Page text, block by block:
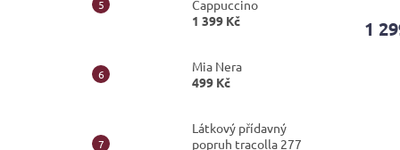
Cappuccino
1 399 Kč
Mia Nera
499 Kč
Látkový přídavný
popruh tracolla 277
je
1